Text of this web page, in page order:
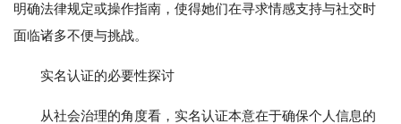
明确法律规定或操作指南，使得她们在寻求情感支持与社交时
面临诸多不便与挑战。
实名认证的必要性探讨
从社会治理的角度看，实名认证本意在于确保个人信息的